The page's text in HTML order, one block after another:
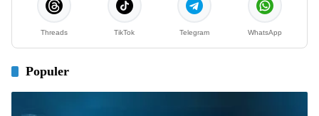
Threads TikTok Telegram WhatsApp
Populer